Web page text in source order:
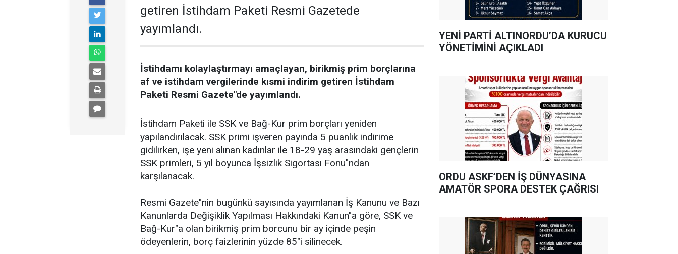
getiren İstihdam Paketi Resmi Gazetede
yayımlandı.
İstihdamı kolaylaştırmayı amaçlayan, birikmiş prim borçlarına
af ve istihdam vergilerinde kısmi indirim getiren İstihdam
Paketi Resmi Gazete"de yayımlandı.
İstihdam Paketi ile SSK ve Bağ-Kur prim borçları yeniden
yapılandırılacak. SSK primi işveren payında 5 puanlık indirime
gidilirken, işe yeni alınan kadınlar ile 18-29 yaş arasındaki gençlerin
SSK primleri, 5 yıl boyunca İşsizlik Sigortası Fonu"ndan
karşılanacak.
Resmi Gazete"nin bugünkü sayısında yayımlanan İş Kanunu ve Bazı
Kanunlarda Değişiklik Yapılması Hakkındaki Kanun"a göre, SSK ve
Bağ-Kur"a olan birikmiş prim borcunu bir ay içinde peşin
ödeyenlerin, borç faizlerinin yüzde 85"i silinecek.
YENİ PARTİ ALTINORDU’DA KURUCU
YÖNETİMİNİ AÇIKLADI
ORDU ASKF’DEN İŞ DÜNYASINA
AMATÖR SPORA DESTEK ÇAĞRISI